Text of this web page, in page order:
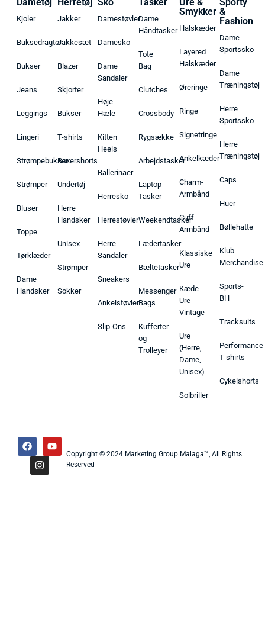
Kjoler
Buksedragter
Bukser
Jeans
Leggings
Lingeri
Strømpebukser
Strømper
Bluser
Toppe
Tørklæder
Dame
Handsker
Jakker
Jakkesæt
Blazer
Skjorter
Bukser
T-shirts
Boxershorts
Undertøj
Herre
Handsker
Unisex
Strømper
Sokker
Damestøvler
Damesko
Dame
Sandaler
Høje
Hæle
Kitten
Heels
Ballerinaer
Herresko
Herrestøvler
Herre
Sandaler
Sneakers
Ankelstøvler
Slip-Ons
Dame
Håndtasker
Tote
Bag
Clutches
Crossbody
Rygsække
Arbejdstasker
Laptop-
Tasker
Weekendtasker
Lædertasker
Bæltetasker
Messenger
Bags
Kufferter
og
Trolleyer
Smykker
Halskæder
Layered
Halskæder
Øreringe
Ringe
Signetringe
Ankelkæder
Charm-
Armbånd
Cuff-
Armbånd
Klassiske
Ure
Kæde-
Ure-
Vintage
Ure
(Herre,
Dame,
Unisex)
Solbriller
&
Fashion
Dame
Sportssko
Dame
Træningstøj
Herre
Sportssko
Herre
Træningstøj
Caps
Huer
Bøllehatte
Klub
Merchandise
Sports-
BH
Tracksuits
Performance
T-shirts
Cykelshorts
Copyright © 2024 Marketing Group Malaga™, All Rights
Reserved